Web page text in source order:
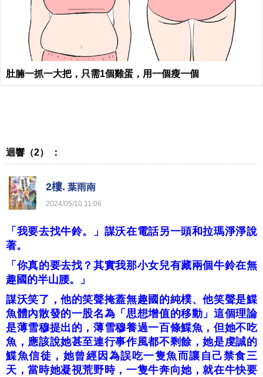
肚腩一抓一大把，只需1個雞蛋，用一個瘦一個
迴響（2） ：
2樓. 葉雨南
2024/05/10 11:06
「我要去找牛鈴。」謀沃在電話另一頭和拉瑪淨淨說
著。
「你真的要去找？其實我那小女兒有藏兩個牛鈴在無
趣國的半山腰。」
謀沃笑了，他的笑聲掩蓋無趣國的純樸、他笑聲是鰈
魚體內散發的一股名為「思想增值的移動」這個理論
是薄雪穆提出的，薄雪穆養過一百條鰈魚，但她不吃
魚，應該說她甚至連行事作風都不剩餘，她是虔誠的
鰈魚信徒，她曾經因為誤吃一隻魚而讓自己禁食三
天，當時她凝視荒野時，一隻牛奔向她，就在牛快要